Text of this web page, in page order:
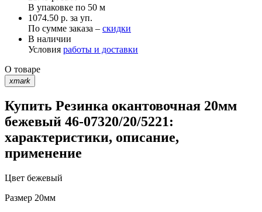
В упаковке по 50 м
1074.50 р. за уп.
По сумме заказа – скидки
В наличии
Условия работы и доставки
О товаре
xmark
Купить Резинка окантовочная 20мм
бежевый 46-07320/20/5221:
характеристики, описание,
применение
Цвет бежевый
Размер 20мм